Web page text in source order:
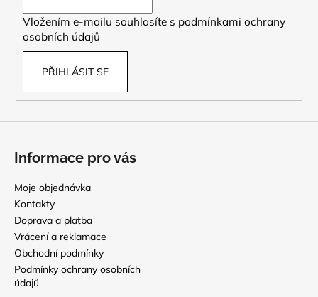
Vložením e-mailu souhlasíte s podmínkami ochrany
osobních údajů
PŘIHLÁSIT SE
Informace pro vás
Moje objednávka
Kontakty
Doprava a platba
Vrácení a reklamace
Obchodní podmínky
Podmínky ochrany osobních
údajů